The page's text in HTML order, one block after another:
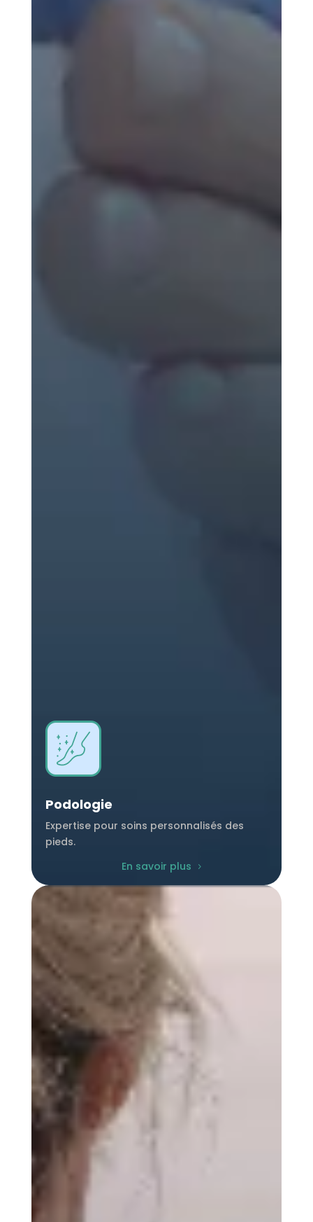
Podologie
Expertise pour soins personnalisés des
pieds.
En savoir plus